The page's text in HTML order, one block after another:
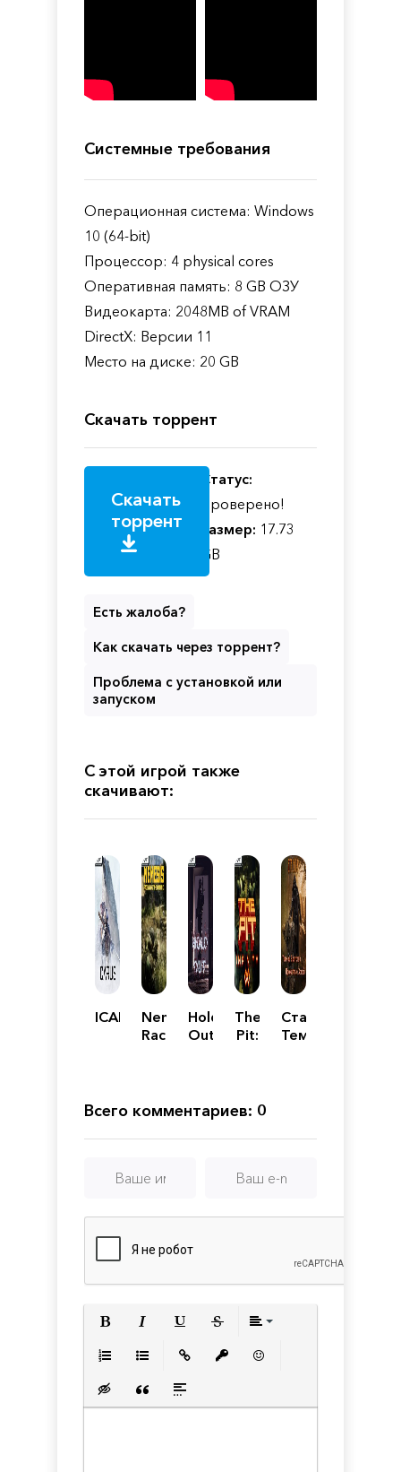
Системные требования
Операционная система: Windows
10 (64-bit)
Процессор: 4 physical cores
Оперативная память: 8 GB ОЗУ
Видеокарта: 2048MB of VRAM
DirectX: Версии 11
Место на диске: 20 GB
Скачать торрент
Скачать
торрент
Статус:
Проверено!
Размер: 17.73
GB
Есть жалоба?
Как скачать через торрент?
Проблема с установкой или
запуском
С этой игрой также
скачивают:
ICARUSNemesis:
Race
Hold
Out
The
Pit:
Сталкер
Темное
Всего комментариев: 0
Вставка скрытого текста
Вставка цитаты
Вставка спойлера